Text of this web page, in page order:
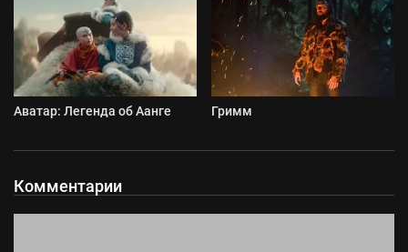
Аватар: Легенда об Аанге Гримм
Комментарии